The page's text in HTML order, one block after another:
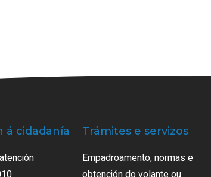
á cidadanía Trámites e servizos
Empadroamento, normas e